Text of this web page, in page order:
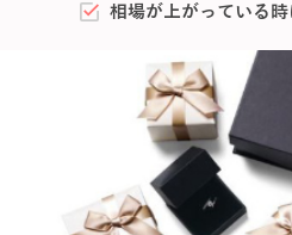
相場が上がっている時